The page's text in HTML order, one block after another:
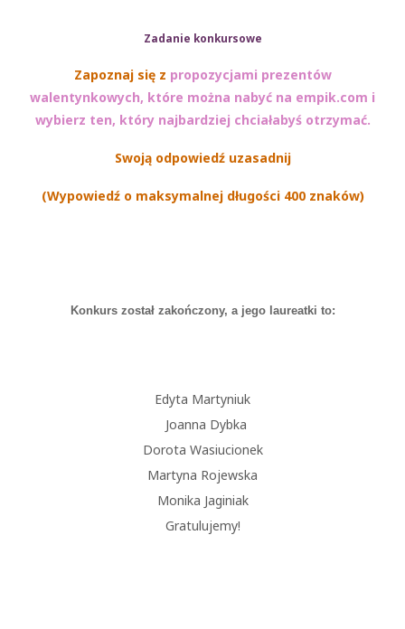
Zadanie konkursowe
Zapoznaj się z propozycjami prezentów
walentynkowych, które można nabyć na empik.com i
wybierz ten, który najbardziej chciałabyś otrzymać.
Swoją odpowiedź uzasadnij
(Wypowiedź o maksymalnej długości 400 znaków)
Konkurs został zakończony, a jego laureatki to:
Edyta Martyniuk
Joanna Dybka
Dorota Wasiucionek
Martyna Rojewska
Monika Jaginiak
Gratulujemy!